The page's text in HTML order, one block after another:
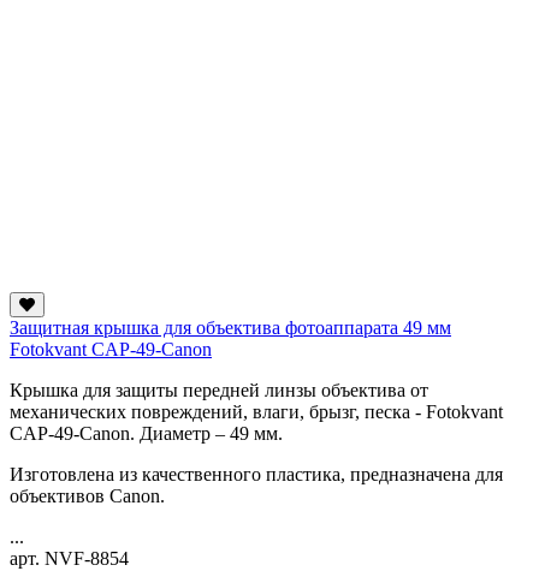
Защитная крышка для объектива фотоаппарата 49 мм
Fotokvant CAP-49-Canon
Крышка для защиты передней линзы объектива от
механических повреждений, влаги, брызг, песка - Fotokvant
CAP-49-Canon. Диаметр – 49 мм.
Изготовлена из качественного пластика, предназначена для
объективов Canon.
...
арт. NVF-8854